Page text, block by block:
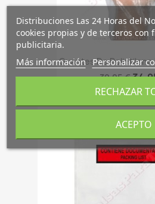
Guantes De
39,95 €
Distribuciones Las 24 Horas del
cookies propias y de terceros con
publicitaria.
Más información Personalizar
RECHAZAR
ACEPTO